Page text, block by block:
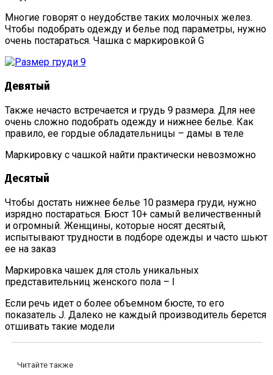
Многие говорят о неудобстве таких молочных желез.
Чтобы подобрать одежду и белье под параметры, нужно
очень постараться. Чашка с маркировкой G
Девятый
Также нечасто встречается и грудь 9 размера. Для нее
очень сложно подобрать одежду и нижнее белье. Как
правило, ее гордые обладательницы – дамы в теле
Маркировку с чашкой найти практически невозможно
Десятый
Чтобы достать нижнее белье 10 размера груди, нужно
изрядно постараться. Бюст 10+ самый величественный
и огромный. Женщины, которые носят десятый,
испытывают трудности в подборе одежды и часто шьют
ее на заказ
Маркировка чашек для столь уникальных
представительниц женского пола – I
Если речь идет о более объемном бюсте, то его
показатель J. Далеко не каждый производитель берется
отшивать такие модели
Читайте также